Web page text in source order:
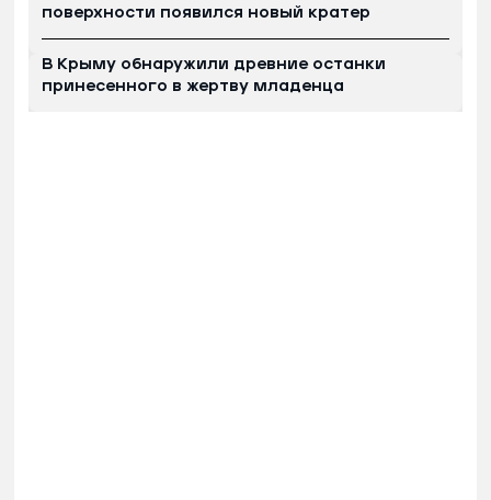
поверхности появился новый кратер
В Крыму обнаружили древние останки
принесенного в жертву младенца